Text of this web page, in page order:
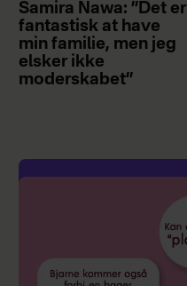
Samira Nawa: ”Det er
fantastisk at have
min familie, men jeg
elsker ikke
moderskabet”